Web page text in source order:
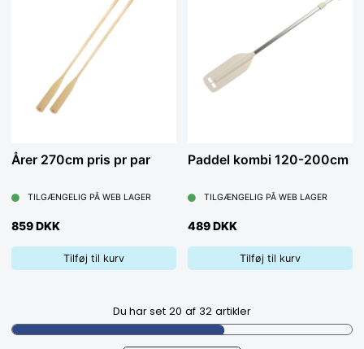
Årer 270cm pris pr par
TILGÆNGELIG PÅ WEB LAGER
859 DKK
Tilføj til kurv
Paddel kombi 120-200cm
TILGÆNGELIG PÅ WEB LAGER
489 DKK
Tilføj til kurv
Du har set 20 af 32 artikler